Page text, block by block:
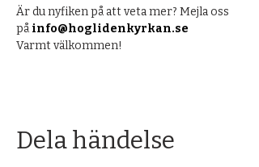
Är du nyfiken på att veta mer? Mejla oss
på info@hoglidenkyrkan.se
Varmt välkommen!
Dela händelse